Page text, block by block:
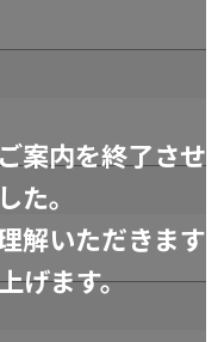
案内を終了させ
た。
解いただきます
げます。